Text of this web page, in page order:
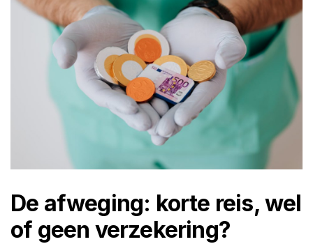
De afweging: korte reis, wel
of geen verzekering?